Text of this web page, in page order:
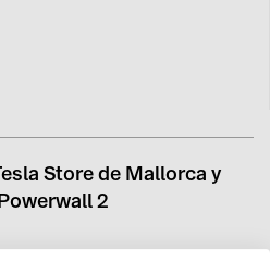
Store de Mallorca y
2